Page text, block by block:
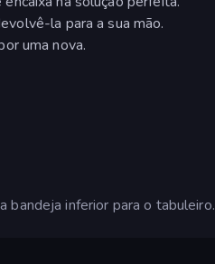
la para a sua mão.
uma nova.
bandeja inferior para o tabuleiro.